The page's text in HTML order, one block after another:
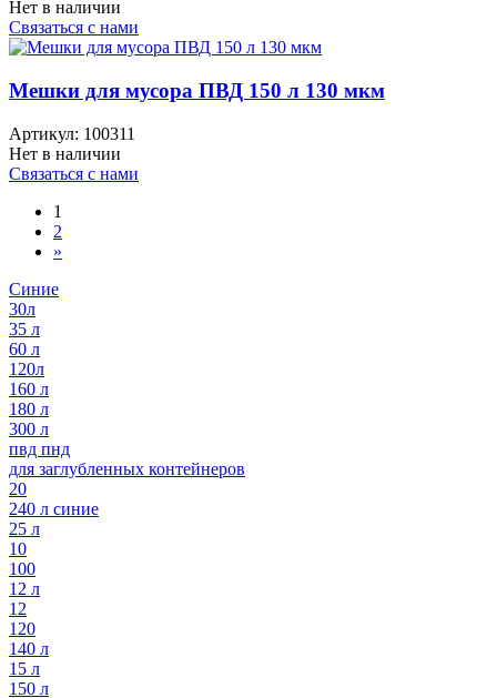
Нет в наличии
Связаться с нами
Мешки для мусора ПВД 150 л 130 мкм
Артикул: 100311
Нет в наличии
Связаться с нами
1
2
»
Синие
30л
35 л
60 л
120л
160 л
180 л
300 л
пвд пнд
для заглубленных контейнеров
20
240 л синие
25 л
10
100
12 л
12
120
140 л
15 л
150 л